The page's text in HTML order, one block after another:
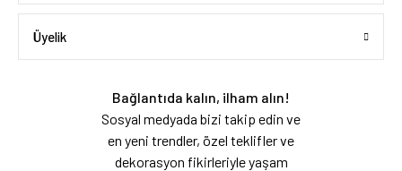
Üyelik
Bağlantıda kalın, ilham alın!
Sosyal medyada bizi takip edin ve
en yeni trendler, özel teklifler ve
dekorasyon fikirleriyle yaşam